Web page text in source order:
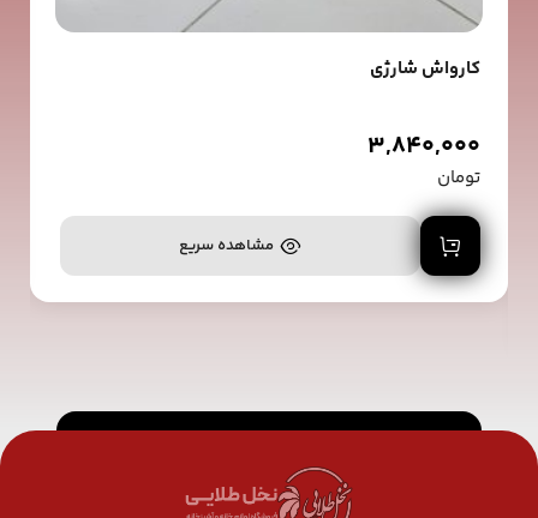
کارواش شارژی
3,840,000
تومان
افزودن به سبد خرید مشاهده سریع